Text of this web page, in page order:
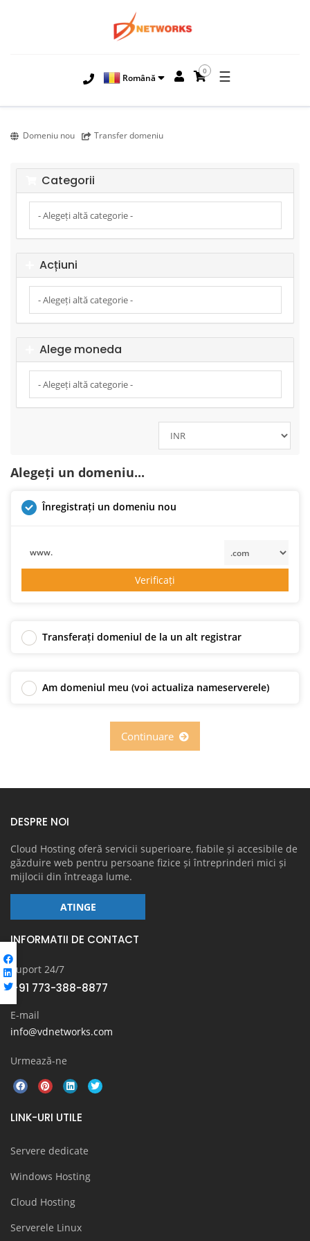
Română
0 ☰
Domeniu nou Transfer domeniu
Categorii
Acțiuni
Alege moneda
Alegeți un domeniu...
Înregistrați un domeniu nou
www.
Verificați
Transferați domeniul de la un alt registrar
Am domeniul meu (voi actualiza nameserverele)
DESPRE NOI
Cloud Hosting oferă servicii superioare, fiabile și accesibile de
găzduire web pentru persoane fizice și întreprinderi mici și
mijlocii din întreaga lume.
ATINGE
INFORMATII DE CONTACT
Suport 24/7
+91 773-388-8877
E-mail
info@vdnetworks.com
Urmează-ne
LINK-URI UTILE
Servere dedicate
Windows Hosting
Cloud Hosting
Serverele Linux